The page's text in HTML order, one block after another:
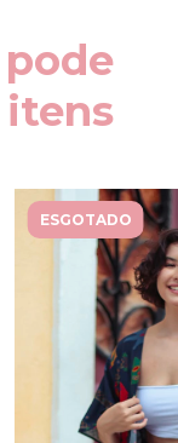
itens
ESGOTADO